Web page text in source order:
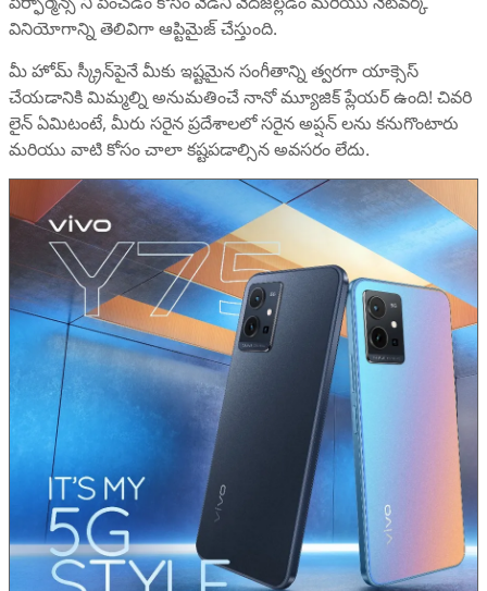
వినియోగాన్ని తెలివిగా ఆప్టిమైజ్ చేస్తుంది.
మీ హోమ్ స్క్రీన్‌పైనే మీకు ఇష్టమైన సంగీతాన్ని త్వరగా యాక్సెస్
చేయడానికి మిమ్మల్ని అనుమతించే నానో మ్యూజిక్ ప్లేయర్ ఉంది! చివరి
లైన్ ఏమిటంటే, మీరు సరైన ప్రదేశాలలో సరైన అప్షన్ లను కనుగొంటారు
మరియు వాటి కోసం చాలా కష్టపడాల్సిన అవసరం లేదు.